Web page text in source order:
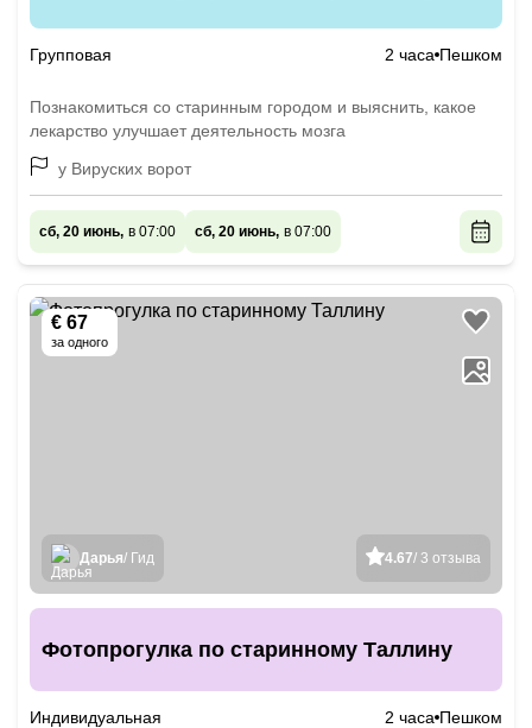
Групповая 2 часа Пешком
Познакомиться со старинным городом и выяснить, какое
лекарство улучшает деятельность мозга
у Вируских ворот
сб, 20 июнь, в 07:00 сб, 20 июнь, в 07:00
€ 67
за одного
4.67/ 3 отзыва
Дарья/ Гид
Фотопрогулка по старинному Таллину
Индивидуальная 2 часа Пешком